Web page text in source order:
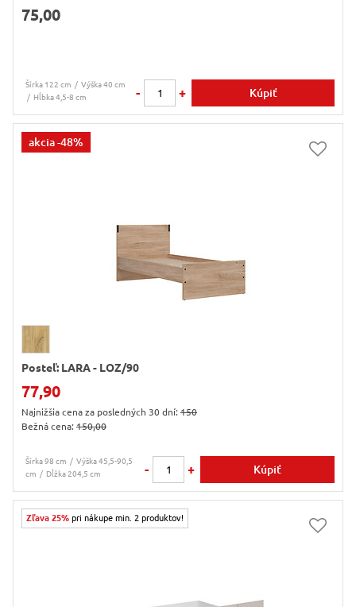
75,00
Šírka 122 cm
Výška 40 cm
Hĺbka 4,5-8 cm
- + Kúpiť
akcia-48%
Posteľ: LARA - LOZ/90
77,90
Najnižšia cena za posledných 30 dní: 150
Bežná cena: 150,00
Šírka 98 cm
Výška 45,5-90,5
cm
Dĺžka 204,5 cm - + Kúpiť
Zľava 25% pri nákupe min. 2 produktov!